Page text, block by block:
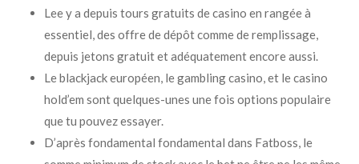
Lee y a depuis tours gratuits de casino en rangée à
essentiel, des offre de dépôt comme de remplissage,
depuis jetons gratuit et adéquatement encore aussi.
Le blackjack européen, le gambling casino, et le casino
hold’em sont quelques-unes une fois options populaire
que tu pouvez essayer.
D’après fondamental fondamental dans Fatboss, le